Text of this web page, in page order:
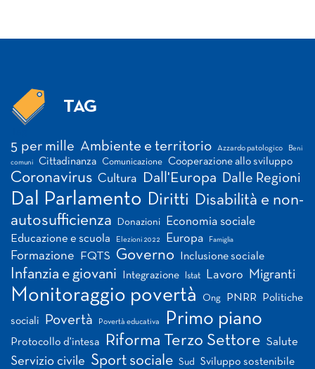
TAG
5 per mille Ambiente e territorio Azzardo patologico Beni
comuni Cittadinanza Comunicazione Cooperazione allo sviluppo
Coronavirus Cultura Dall'Europa Dalle Regioni
Dal Parlamento Diritti Disabilità e non-
autosufficienza
Donazioni Economia sociale
Educazione e scuola Elezioni 2022 Europa Famiglia
Formazione FQTS Governo Inclusione sociale
Infanzia e giovani Integrazione Istat Lavoro Migranti
Monitoraggio povertà Ong PNRR Politiche
sociali Povertà Povertà educativa Primo piano
Protocollo d'intesa Riforma Terzo Settore Salute
Servizio civile Sport sociale Sud Sviluppo sostenibile